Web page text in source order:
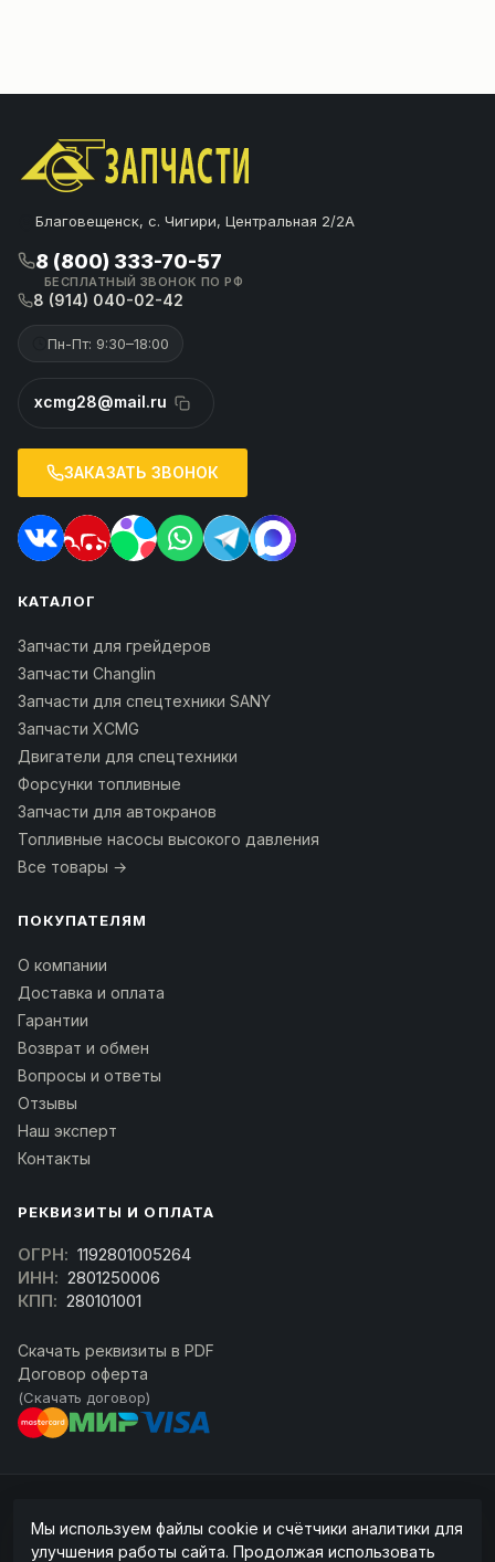
Благовещенск, с. Чигири, Центральная 2/2А
8 (800) 333-70-57
БЕСПЛАТНЫЙ ЗВОНОК ПО РФ
8 (914) 040-02-42
Пн-Пт: 9:30–18:00
xcmg28@mail.ru
ЗАКАЗАТЬ ЗВОНОК
КАТАЛОГ
Запчасти для грейдеров
Запчасти Changlin
Запчасти для спецтехники SANY
Запчасти XCMG
Двигатели для спецтехники
Форсунки топливные
Запчасти для автокранов
Топливные насосы высокого давления
Все товары →
ПОКУПАТЕЛЯМ
О компании
Доставка и оплата
Гарантии
Возврат и обмен
Вопросы и ответы
Отзывы
Наш эксперт
Контакты
РЕКВИЗИТЫ И ОПЛАТА
ОГРН: 1192801005264
ИНН: 2801250006
КПП: 280101001
Скачать реквизиты в PDF
Договор оферта
(Скачать договор)
ссылка на источник обязательна.
Мы используем файлы cookie и счётчики аналитики для
улучшения работы сайта. Продолжая использовать